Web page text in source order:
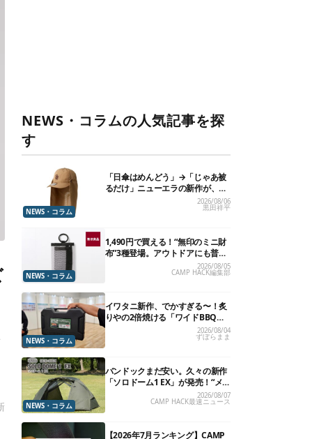
NEWS・コラムの人気記事を探
す
NEWS・コラム
「日傘はめんどう」→「じゃあ被
るだけ」ニューエラの新作が、真
2026/08/06
黒田祥平
NEWS・コラム
1,490円で買える！“無印のミニ財
布”3種登場。アウトドアにも普段
2026/08/05
CAMP HACK編集部
NEWS・コラム
イワタニ新作、でかすぎる〜！炙
りやの2倍焼ける「ワイドBBQグ
リル」で“豪快焼肉”できるよ【再
販開始】
2026/08/04
ずぼらまま
NEWS・コラム
バンドックまだ安い。久々の新作
「ソロドーム1 EX」が発売！“メ
ッシュインナー”だけでも使える
よ【防災も◎】
2026/08/07
CAMP HACK最速ニュース
【2026年7月ランキング】CAMP